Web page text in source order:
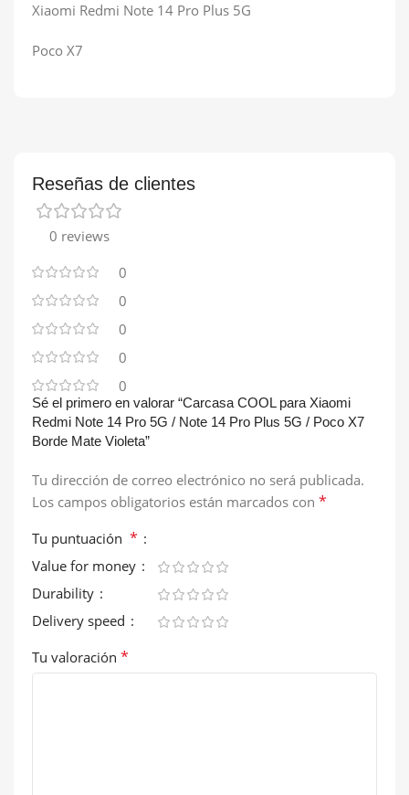
Xiaomi Redmi Note 14 Pro Plus 5G
Poco X7
Reseñas de clientes
0 reviews
0
0
0
0
0
Sé el primero en valorar “Carcasa COOL para Xiaomi
Redmi Note 14 Pro 5G / Note 14 Pro Plus 5G / Poco X7
Borde Mate Violeta”
Tu dirección de correo electrónico no será publicada.
Los campos obligatorios están marcados con *
Tu puntuación *
Value for money
Durability
Delivery speed
Tu valoración *